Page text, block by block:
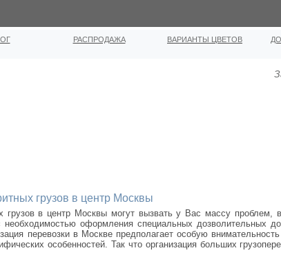
РАСПРОДАЖА ВАРИАНТЫ ЦВЕТОВ
грузов в центр Москвы
грузов в центр Москвы могут вызвать у Вас массу проблем,
оформления специальных дозволительных
перевозки в Москве предполагает особую
особенностей. Так что организация больших